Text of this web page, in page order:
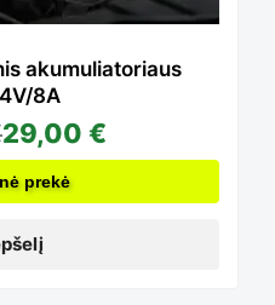
akumuliatoriaus
8A
29,00 €
prekė